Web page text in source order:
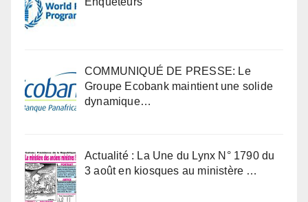
COMMUNIQUÉ DE PRESSE: Le
Groupe Ecobank maintient une solide
dynamique…
Actualité : La Une du Lynx N° 1790 du
3 août en kiosques au ministère …